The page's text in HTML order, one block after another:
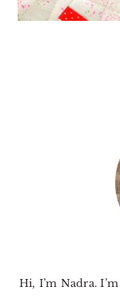
Hi, I’m Nadra.